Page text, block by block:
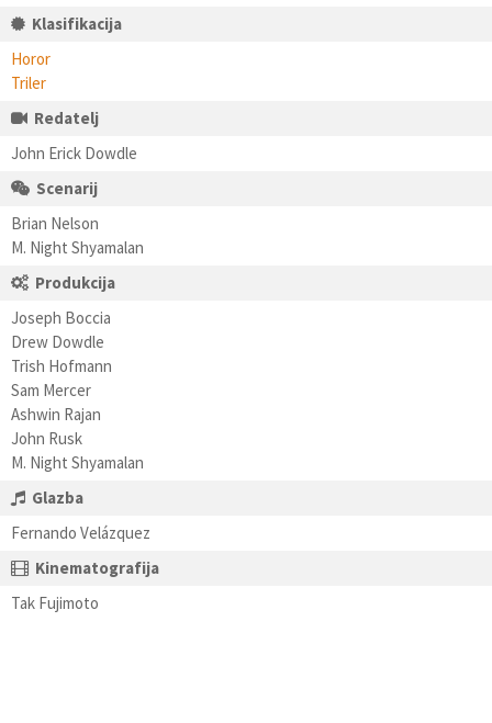
Klasifikacija
Horor
Triler
Redatelj
John Erick Dowdle
Scenarij
Brian Nelson
M. Night Shyamalan
Produkcija
Joseph Boccia
Drew Dowdle
Trish Hofmann
Sam Mercer
Ashwin Rajan
John Rusk
M. Night Shyamalan
Glazba
Fernando Velázquez
Kinematografija
Tak Fujimoto